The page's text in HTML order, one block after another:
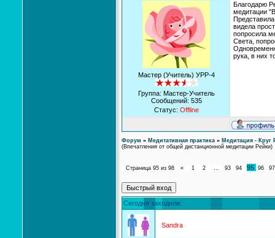
Мастер (Учитель) УРР-4
Группа: Мастер-Учитель
Сообщений: 535
Статус: Offline
Благодарю
медитации
видела
попросила
Света,
рука, в них
Форум » Медитативная практика » Медитация - Круг
(Впечатления от общей дистанционной медитации Рейки)
Страница 95 из 98 « 1 2 … 93 94 95 96 97
Сегодня заходили:
Sandra